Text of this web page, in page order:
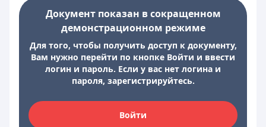
Документ показан в сокращенном
демонстрационном режиме
Для того, чтобы получить доступ к документу,
Вам нужно перейти по кнопке Войти и ввести
логин и пароль. Если у вас нет логина и
пароля, зарегистрируйтесь.
Войти